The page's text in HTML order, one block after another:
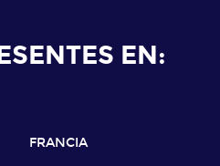
EN:
FRANCIA